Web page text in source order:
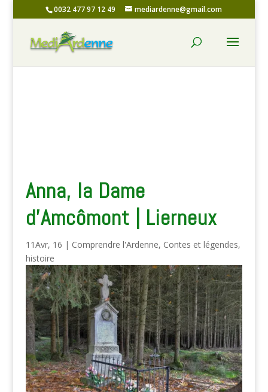
0032 477 97 12 49 mediardenne@gmail.com
Anna, la Dame
d’Amcômont | Lierneux
11Avr, 16 | Comprendre l'Ardenne, Contes et légendes,
histoire